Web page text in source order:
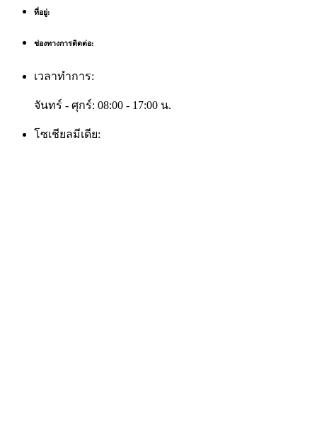
ที่อยู่:
ช่องทางการติดต่อ:
เวลาทำการ:
จันทร์ - ศุกร์: 08:00 - 17:00 น.
โซเชียลมีเดีย: